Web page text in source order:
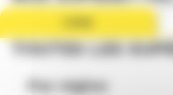
TOUTES LES
Par région